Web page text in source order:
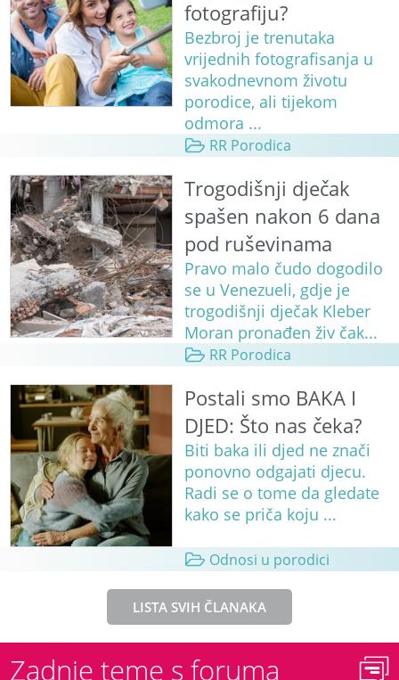
fotografiju?
Bezbroj je trenutaka
vrijednih fotografisanja u
svakodnevnom životu
porodice, ali tijekom
odmora ...
RR Porodica
Trogodišnji dječak
spašen nakon 6 dana
pod ruševinama
Pravo malo čudo dogodilo
se u Venezueli, gdje je
trogodišnji dječak Kleber
Moran pronađen živ čak...
RR Porodica
Postali smo BAKA I
DJED: Što nas čeka?
Biti baka ili djed ne znači
ponovno odgajati djecu.
Radi se o tome da gledate
kako se priča koju ...
Odnosi u porodici
LISTA SVIH ČLANAKA
Zadnje teme s foruma